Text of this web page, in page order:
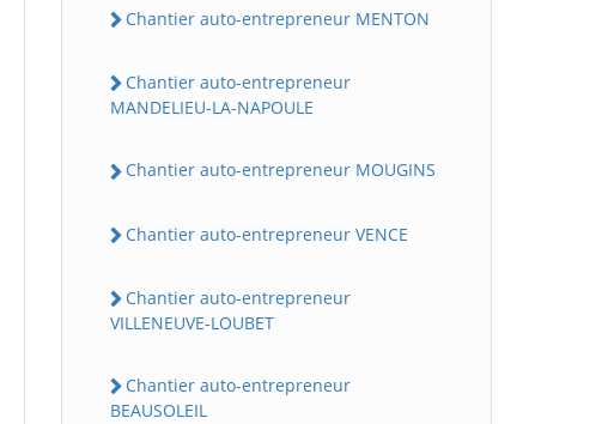
Chantier auto-entrepreneur MENTON
Chantier auto-entrepreneur
MANDELIEU-LA-NAPOULE
Chantier auto-entrepreneur MOUGINS
Chantier auto-entrepreneur VENCE
Chantier auto-entrepreneur
VILLENEUVE-LOUBET
Chantier auto-entrepreneur
BEAUSOLEIL